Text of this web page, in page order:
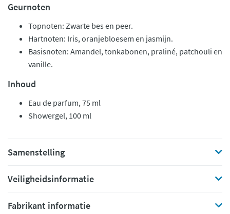
Geurnoten
Topnoten: Zwarte bes en peer.
Hartnoten: Iris, oranjebloesem en jasmijn.
Basisnoten: Amandel, tonkabonen, praliné, patchouli en
vanille.
Inhoud
Eau de parfum, 75 ml
Showergel, 100 ml
Samenstelling
Veiligheidsinformatie
Fabrikant informatie